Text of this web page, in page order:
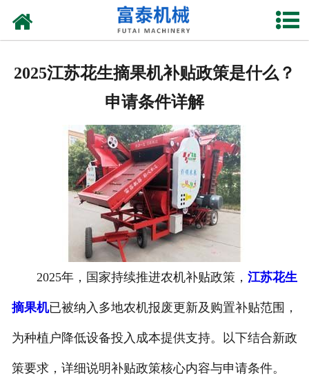
资质荣誉
新闻中心
厂房设备
联系我们
2025江苏花生摘果机补贴政策是什么？
申请条件详解
2025年，国家持续推进农机补贴政策， 江苏花生
摘果机已被纳入多地农机报废更新及购置补贴范围，
为种植户降低设备投入成本提供支持。以下结合新政
策要求，详细说明补贴政策核心内容与申请条件。